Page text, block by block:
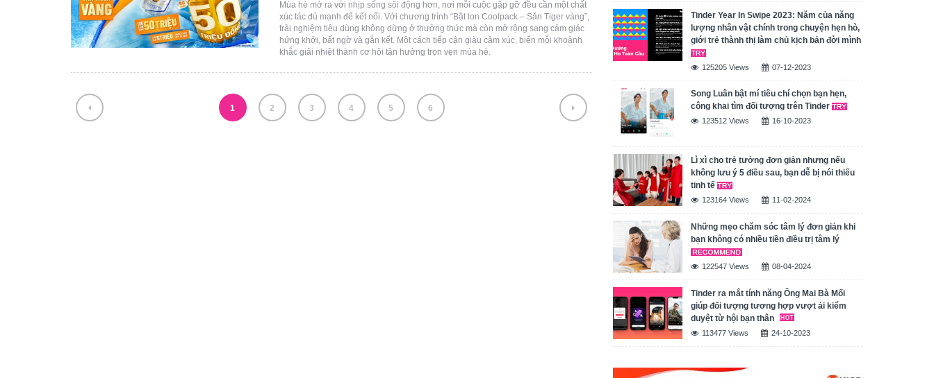
Mùa hè mở ra với nhịp sống sôi động hơn, nơi mỗi cuộc gặp gỡ đều cần một chất
xúc tác đủ mạnh để kết nối. Với chương trình “Bật lon Coolpack – Săn Tiger vàng”,
trải nghiệm tiêu dùng không dừng ở thưởng thức mà còn mở rộng sang cảm giác
hứng khởi, bất ngờ và gắn kết. Một cách tiếp cận giàu cảm xúc, biến mỗi khoảnh
khắc giải nhiệt thành cơ hội tận hưởng trọn vẹn mùa hè.
1 2 3 4 5 6
Tinder Year In Swipe 2023: Năm của năng
lượng nhân vật chính trong chuyện hẹn hò,
giới trẻ thành thị làm chủ kịch bản đời mình
125205 Views 07-12-2023
Song Luân bật mí tiêu chí chọn bạn hẹn,
công khai tìm đối tượng trên Tinder
123512 Views 16-10-2023
Lì xì cho trẻ tưởng đơn giản nhưng nếu
không lưu ý 5 điều sau, bạn dễ bị nói thiếu
tinh tế
123164 Views 11-02-2024
Những mẹo chăm sóc tâm lý đơn giản khi
bạn không có nhiều tiền điều trị tâm lý
122547 Views 08-04-2024
Tinder ra mắt tính năng Ông Mai Bà Mối
giúp đối tượng tương hợp vượt ải kiểm
duyệt từ hội bạn thân
113477 Views 24-10-2023